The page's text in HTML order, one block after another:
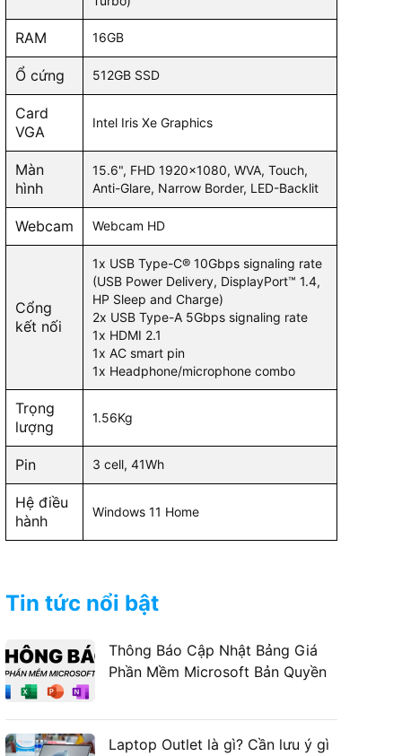
x 1200; 16:10)
Touch 250nits
RAM 16GB
Ổ cứng 512GB SSD
Card
VGA
Intel Iris Xe Graphics
Màn
hình
15.6", FHD 1920x1080, WVA, Touch,
Anti-Glare, Narrow Border, LED-Backlit
Webcam Webcam HD
Cổng
kết nối
1x USB Type-C® 10Gbps signaling rate
(USB Power Delivery, DisplayPort™ 1.4,
HP Sleep and Charge)
2x USB Type-A 5Gbps signaling rate
1x HDMI 2.1
1x AC smart pin
1x Headphone/microphone combo
Trọng
lượng
1.56Kg
Pin 3 cell, 41Wh
Hệ điều
hành
Windows 11 Home
Tin tức nổi bật
Thông Báo Cập Nhật Bảng Giá
Phần Mềm Microsoft Bản Quyền
Laptop Outlet là gì? Cần lưu ý gì